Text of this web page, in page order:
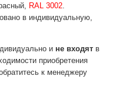
RAL 3002
в индивидуальную,
и не входят в
приобретения
к менеджеру